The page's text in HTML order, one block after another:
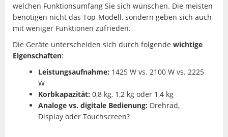
welchen Funktionsumfang Sie sich wünschen. Die meisten
benötigen nicht das Top-Modell, sondern geben sich auch
mit weniger Funktionen zufrieden.
Die Geräte unterscheiden sich durch folgende wichtige
Eigenschaften:
Leistungsaufnahme: 1425 W vs. 2100 W vs. 2225
W
Korbkapazität: 0,8 kg, 1,2 kg oder 1,4 kg
Analoge vs. digitale Bedienung: Drehrad,
Display oder Touchscreen?